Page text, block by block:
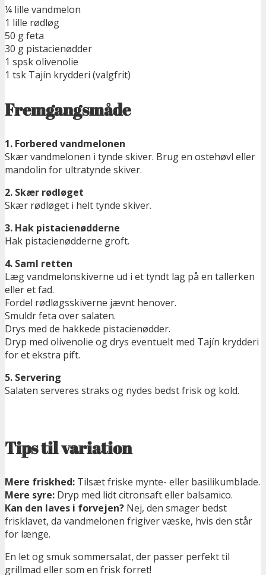
¼ lille vandmelon
1 lille rødløg
50 g feta
30 g pistacienødder
1 spsk olivenolie
1 tsk Tajín krydderi (valgfrit)
Fremgangsmåde
1. Forbered vandmelonen
Skær vandmelonen i tynde skiver. Brug en ostehøvl eller
mandolin for ultratynde skiver.
2. Skær rødløget
Skær rødløget i helt tynde skiver.
3. Hak pistacienødderne
Hak pistacienødderne groft.
4. Saml retten
Læg vandmelonskiverne ud i et tyndt lag på en tallerken
eller et fad.
Fordel rødløgsskiverne jævnt henover.
Smuldr feta over salaten.
Drys med de hakkede pistacienødder.
Dryp med olivenolie og drys eventuelt med Tajín krydderi
for et ekstra pift.
5. Servering
Salaten serveres straks og nydes bedst frisk og kold.
Tips til variation
Mere friskhed: Tilsæt friske mynte- eller basilikumblade.
Mere syre: Dryp med lidt citronsaft eller balsamico.
Kan den laves i forvejen? Nej, den smager bedst
frisklavet, da vandmelonen frigiver væske, hvis den står
for længe.
En let og smuk sommersalat, der passer perfekt til
grillmad eller som en frisk forret!